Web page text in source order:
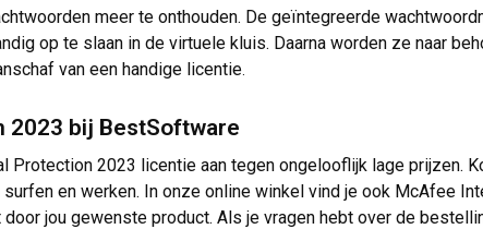
meer te onthouden. De geïntegreerde
op te slaan in de virtuele kluis. Daarna worden ze naar
van een handige licentie
2023 bij BestSoftware
2023 licentie aan tegen ongelooflijk lage prijzen.
en werken. In onze online winkel vind je ook McAfee
jou gewenste product. Als je vragen hebt over de